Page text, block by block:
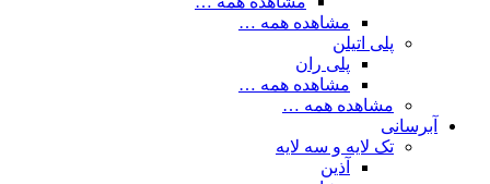
مشاهده همه …
پلی اتیلن
پلی ران
مشاهده همه …
مشاهده همه …
آبرسانی
تک لایه و سه لایه
آذین